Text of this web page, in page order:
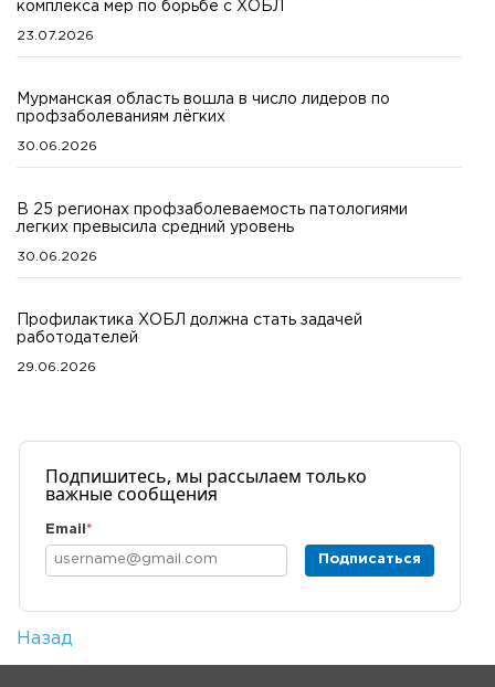
комплекса мер по борьбе с ХОБЛ
23.07.2026
Мурманская область вошла в число лидеров по
профзаболеваниям лёгких
30.06.2026
В 25 регионах профзаболеваемость патологиями
легких превысила средний уровень
30.06.2026
Профилактика ХОБЛ должна стать задачей
работодателей
29.06.2026
Подпишитесь, мы рассылаем только
важные сообщения
Email *
Подписаться
Назад